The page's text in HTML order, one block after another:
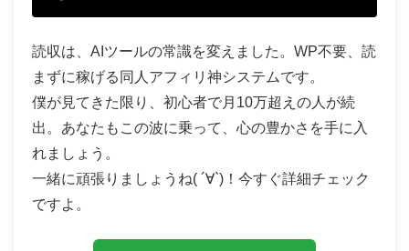
読収は、AIツールの常識を変えました。WP不要、読
まずに稼げる同人アフィリ神システムです。
僕が見てきた限り、初心者で月10万超えの人が続
出。あなたもこの波に乗って、心の豊かさを手に入
れましょう。
一緒に頑張りましょうね( ´∀`)！今すぐ詳細チェック
ですよ。